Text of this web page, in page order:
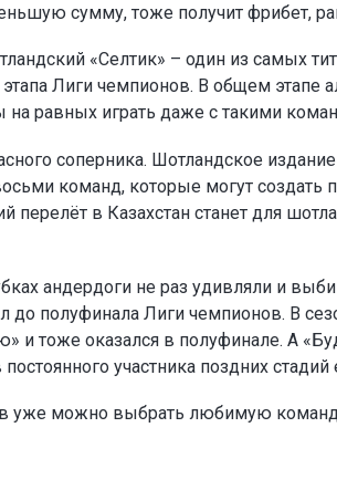
сумму, тоже получит фрибет,
«Селтик» – один из самых
этапа Лиги чемпионов. В общем
равных играть даже с такими
соперника. Шотландское
команд, которые могут создать
перелёт в Казахстан станет для
андердоги не раз удивляли и
до полуфинала Лиги чемпионов. В
и тоже оказался в полуфинале. А
участника поздних
уже можно выбрать любимую